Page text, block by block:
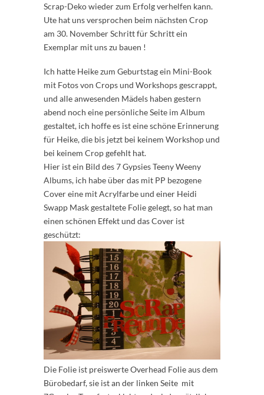
Scrap-Deko wieder zum Erfolg verhelfen kann.
Ute hat uns versprochen beim nächsten Crop
am 30. November Schritt für Schritt ein
Exemplar mit uns zu bauen !
Ich hatte Heike zum Geburtstag ein Mini-Book
mit Fotos von Crops und Workshops gescrappt,
und alle anwesenden Mädels haben gestern
abend noch eine persönliche Seite im Album
gestaltet, ich hoffe es ist eine schöne Erinnerung
für Heike, die bis jetzt bei keinem Workshop und
bei keinem Crop gefehlt hat.
Hier ist ein Bild des 7 Gypsies Teeny Weeny
Albums, ich habe über das mit PP bezogene
Cover eine mit Acrylfarbe und einer Heidi
Swapp Mask gestaltete Folie gelegt, so hat man
einen schönen Effekt und das Cover ist
geschützt:
Die Folie ist preiswerte Overhead Folie aus dem
Bürobedarf, sie ist an der linken Seite mit